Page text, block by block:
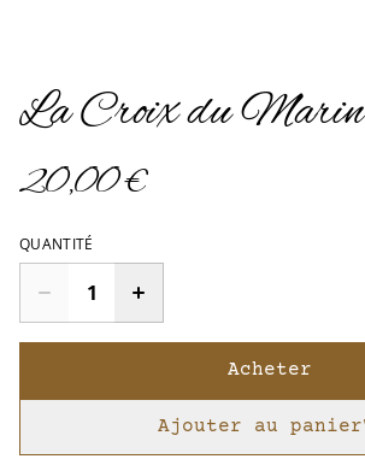
La Croix du Marin
20,00 €
QUANTITÉ
Acheter
Ajouter au panier